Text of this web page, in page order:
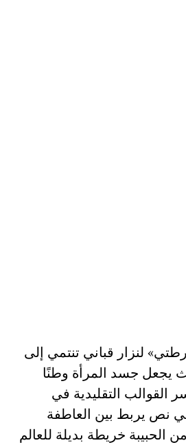
لنزار قباني تنتمي إلى
يجعل جسد المرأة وطنًا
القوالب التقليدية في
نص يربط بين العاطفة
الحبيبة خريطة بديلة للعالم